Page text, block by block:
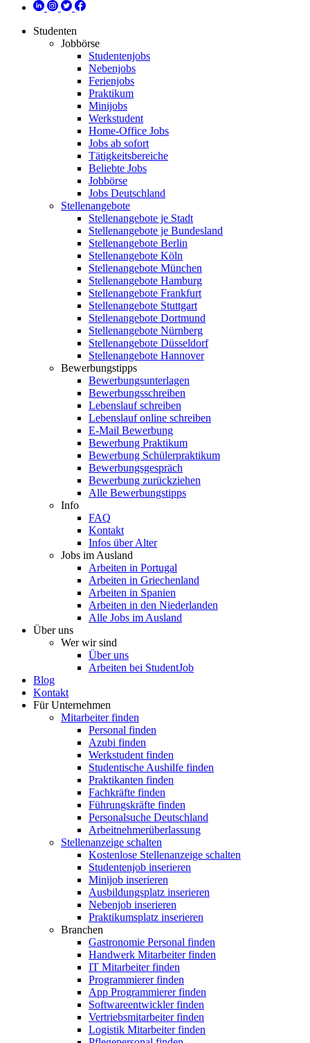
Studenten
Jobbörse
Studentenjobs
Nebenjobs
Ferienjobs
Praktikum
Minijobs
Werkstudent
Home-Office Jobs
Jobs ab sofort
Tätigkeitsbereiche
Beliebte Jobs
Jobbörse
Jobs Deutschland
Stellenangebote
Stellenangebote je Stadt
Stellenangebote je Bundesland
Stellenangebote Berlin
Stellenangebote Köln
Stellenangebote München
Stellenangebote Hamburg
Stellenangebote Frankfurt
Stellenangebote Stuttgart
Stellenangebote Dortmund
Stellenangebote Nürnberg
Stellenangebote Düsseldorf
Stellenangebote Hannover
Bewerbungstipps
Bewerbungsunterlagen
Bewerbungsschreiben
Lebenslauf schreiben
Lebenslauf online schreiben
E-Mail Bewerbung
Bewerbung Praktikum
Bewerbung Schülerpraktikum
Bewerbungsgespräch
Bewerbung zurückziehen
Alle Bewerbungstipps
Info
FAQ
Kontakt
Infos über Alter
Jobs im Ausland
Arbeiten in Portugal
Arbeiten in Griechenland
Arbeiten in Spanien
Arbeiten in den Niederlanden
Alle Jobs im Ausland
Über uns
Wer wir sind
Über uns
Arbeiten bei StudentJob
Blog
Kontakt
Für Unternehmen
Mitarbeiter finden
Personal finden
Azubi finden
Werkstudent finden
Studentische Aushilfe finden
Praktikanten finden
Fachkräfte finden
Führungskräfte finden
Personalsuche Deutschland
Arbeitnehmerüberlassung
Stellenanzeige schalten
Kostenlose Stellenanzeige schalten
Studentenjob inserieren
Minijob inserieren
Ausbildungsplatz inserieren
Nebenjob inserieren
Praktikumsplatz inserieren
Branchen
Gastronomie Personal finden
Handwerk Mitarbeiter finden
IT Mitarbeiter finden
Programmierer finden
App Programmierer finden
Softwareentwickler finden
Vertriebsmitarbeiter finden
Logistik Mitarbeiter finden